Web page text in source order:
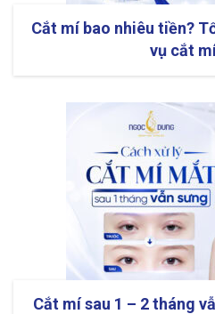
Cắt mí bao nhiêu tiền?
vụ cắt
Cắt mí sau 1 – 2 tháng